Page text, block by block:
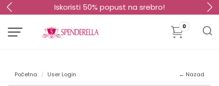
na srebro! Sopstvena
0
Početna User Login ← Nazad